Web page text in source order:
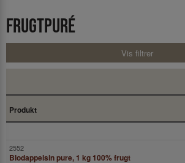
Frugtpuré
Vis filtrer
Produkt
Blodappelsin pure, 1 kg 100% frugt